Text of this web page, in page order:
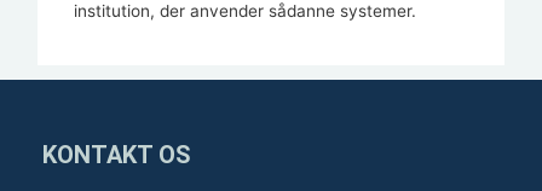
institution, der anvender sådanne systemer.
KONTAKT OS